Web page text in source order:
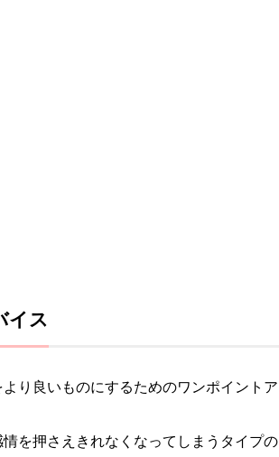
イス
り良いものにするためのワンポイント
を押さえきれなくなってしまうタイプの